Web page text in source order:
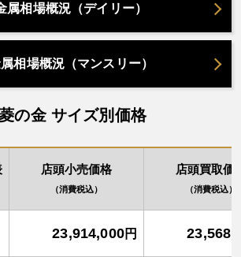
属相場概況（デイリー）
相場概況（マンスリー）
の金 サイズ別価格
店頭小売価格
（消費税込）
店頭買取価
（消費税込）
23,914,000円